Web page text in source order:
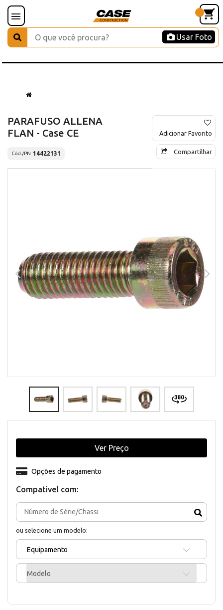
Usar Foto
PARAFUSO ALLENA
FLAN - Case CE
Cód./PN 14422131
Adicionar Favorito
Compartilhar
Compativel com:
ou selecione um modelo:
Equipamento
Modelo
Opções de pagamento
Ver Preço